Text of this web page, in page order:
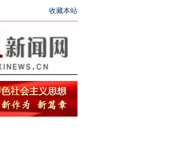
收藏本站